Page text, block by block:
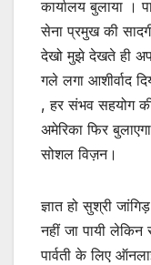
कार्यालय बुलाया ।
सेना प्रमुख की
देखो मुझे देखते ही
गले लगा आशीर्वाद
, हर संभव सहयोग
अमेरिका फिर
सोशल विज़न।
ज्ञात हो सुश्री
नहीं जा पायी
पार्वती के लिए